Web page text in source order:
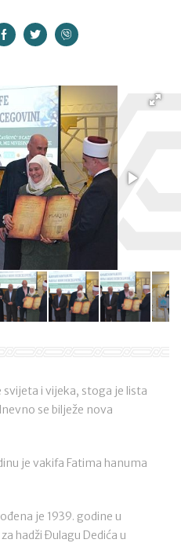
i vijeka, stoga je lista
se bilježe nova
je vakifa Fatima hanuma
je 1939. godine u
hadži Đulagu Dedića u